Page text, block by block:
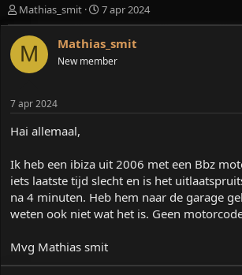
O
n
d
e
r
r
s
a
r
t
r
Mathias_smit
S
t
r
t
7 apr 2024
M Mathias_smit
New member
7 apr 2024
Hai allemaal,
Ik heb een ibiza uit 2006 met een Bbz
iets laatste tijd slecht en is het
na 4 minuten. Heb hem naar de garage
weten ook niet wat het is. Geen
Mvg Mathias smit